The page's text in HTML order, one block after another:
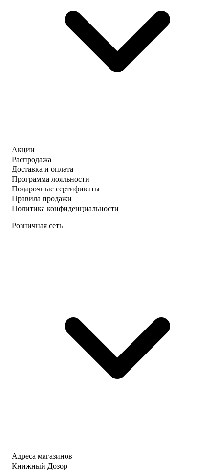
Акции
Распродажа
Доставка и оплата
Программа лояльности
Подарочные сертификаты
Правила продажи
Политика конфиденциальности
Розничная сеть
Адреса магазинов
Книжный Дозор